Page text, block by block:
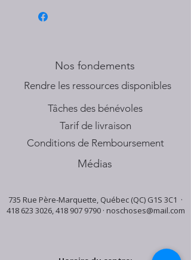
Nos fondements
​Rendre les ressources disponibles
Tâches des bénévoles
Tarif de livraison
Conditions de Remboursement
Médias
735 Rue Père-Marquette, Québec (QC) G1S 3C1 ·
418 623 3026,418 907 9790· noschoses@mail.com